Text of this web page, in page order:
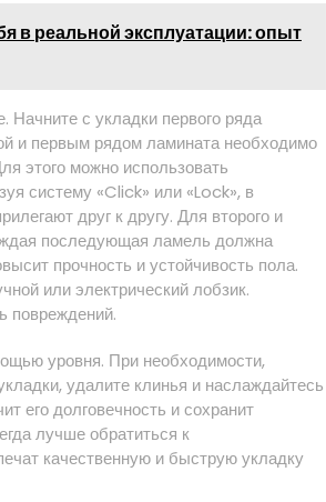
в реальной эксплуатации: опыт
Начните с укладки первого ряда
и первым рядом ламината необходимо
этого можно использовать
систему «Click» или «Lock», в
друг к другу. Для второго и
последующая ламель должна
прочность и устойчивость пола.
или электрический лобзик.
повреждений.
уровня. При необходимости,
удалите клинья и наслаждайтесь
его долговечность и сохранит
лучше обратиться к
качественную и быструю укладку